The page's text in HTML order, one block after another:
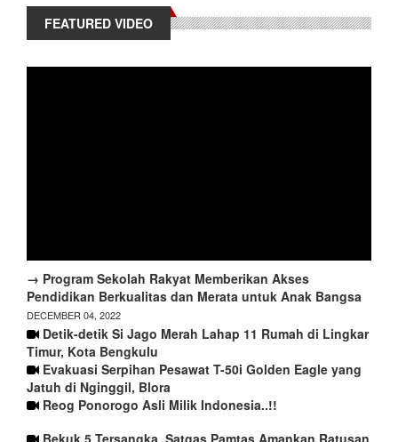
FEATURED VIDEO
→ Program Sekolah Rakyat Memberikan Akses
Pendidikan Berkualitas dan Merata untuk Anak Bangsa
DECEMBER 04, 2022
Detik-detik Si Jago Merah Lahap 11 Rumah di Lingkar
Timur, Kota Bengkulu
Evakuasi Serpihan Pesawat T-50i Golden Eagle yang
Jatuh di Nginggil, Blora
Reog Ponorogo Asli Milik Indonesia..!!
Bekuk 5 Tersangka, Satgas Pamtas Amankan Ratusan